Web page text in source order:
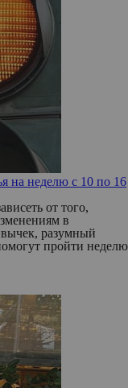
на неделю с 10 по 16
от того,
в
разумный
пройти неделю